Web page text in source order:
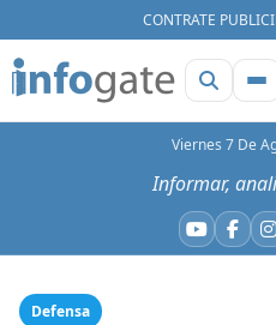
CONTRATE
Viernes 7 De
Informar,
YouTube
Defensa